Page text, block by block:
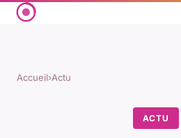
Accueil›Actu
ACTU